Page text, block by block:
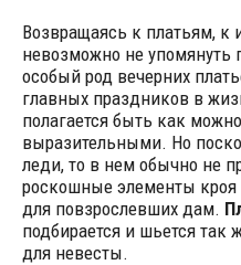
Возвращаясь к платьям, к
невозможно не упомянуть
особый род вечерних
главных праздников в
полагается быть как
выразительными. Но
леди, то в нем обычно не
роскошные элементы кроя
для повзрослевших дам.
подбирается и шьется так
для невесты.